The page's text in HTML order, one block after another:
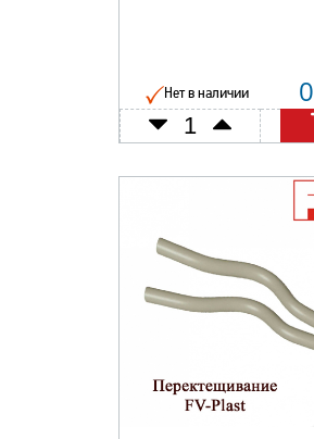
Нет в наличии